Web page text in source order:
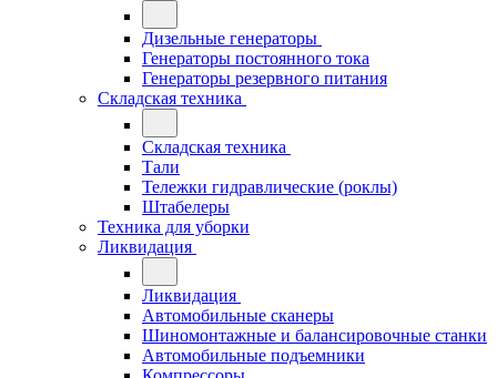
Дизельные генераторы
Генераторы постоянного тока
Генераторы резервного питания
Складская техника
Складская техника
Тали
Тележки гидравлические (роклы)
Штабелеры
Техника для уборки
Ликвидация
Ликвидация
Автомобильные сканеры
Шиномонтажные и балансировочные станки
Автомобильные подъемники